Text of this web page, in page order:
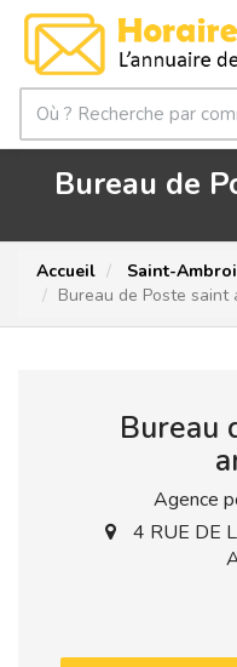
Bureau de
Accueil
Saint-
Bureau de Poste saint
Bureau
Agence
4 RUE DE